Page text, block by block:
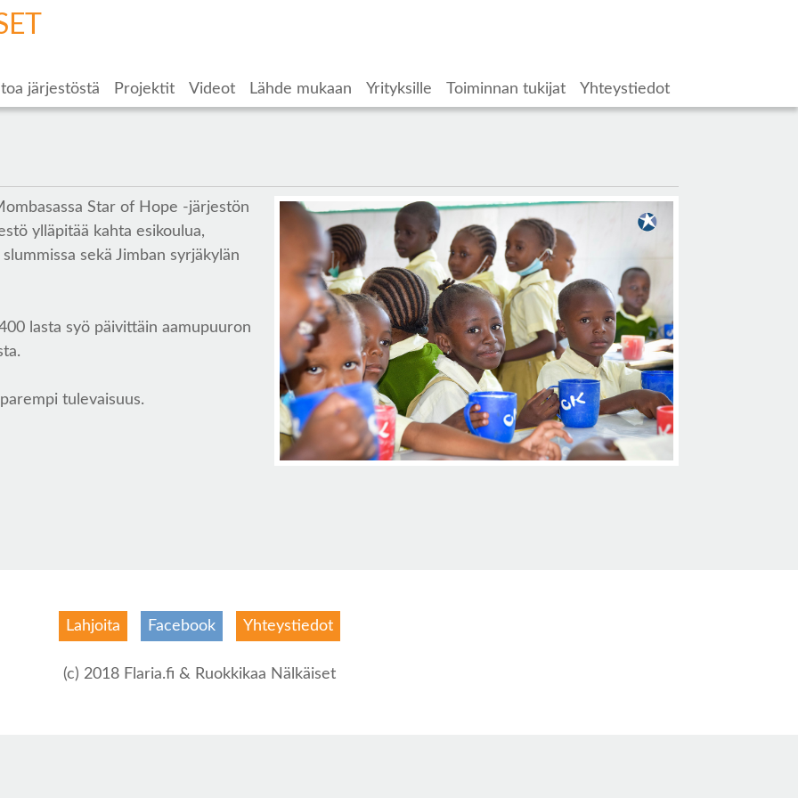
järjestöstä Projektit Videot Lähde mukaan Yrityksille Toiminnan tukijat Yhteystiedot
Star of Hope -järjestön
ylläpitää kahta esikoulua,
sekä Jimban syrjäkylän
lasta syö päivittäin aamupuuron
tulevaisuus.
Lahjoita Facebook Yhteystiedot
(c) 2018 Flaria.fi & Ruokkikaa Nälkäiset